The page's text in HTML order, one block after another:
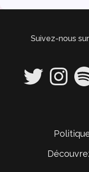
Suivez-nous
Twitter Instagram